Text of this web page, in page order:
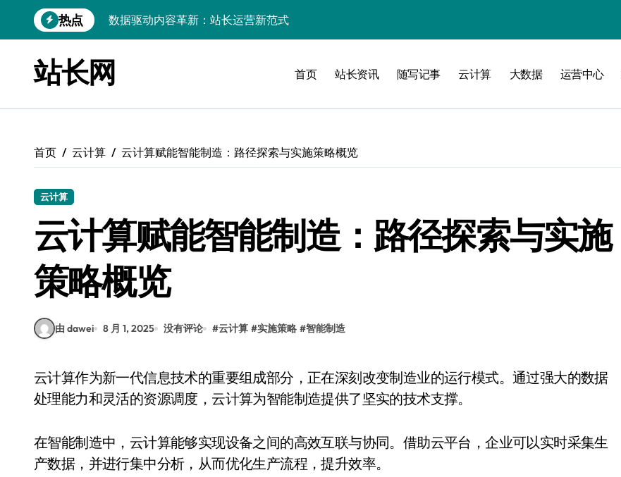
到
热点
数据驱动内容革新：站长运营新范式
数据驱动传媒革新：技术视角下的资讯新洞察
Go开发实战：Linux数据库配置与优化
Linux高效搭建与稳定运行数据库全攻略
Linux高效部署数据库速建指南
数据驱动交互优化，赋能站长高效运营
数据驱动下的传媒架构优化与资源高效运维
站长网 首页 站长资讯 随写记事 云计算 大数据 运营中心
首页 云计算 云计算赋能智能制造：路径探索与实施策略概览
云计算
云计算赋能智能制造：路径探索与实施
策略概览
由 dawei 8 月 1, 2025 没有评论 #云计算 #实施策略 #智能制造
云计算作为新一代信息技术的重要组成部分，正在深刻改变制造业的运行模式。通过强大的数据
处理能力和灵活的资源调度，云计算为智能制造提供了坚实的技术支撑。
在智能制造中，云计算能够实现设备之间的高效互联与协同。借助云平台，企业可以实时采集生
产数据，并进行集中分析，从而优化生产流程，提升效率。